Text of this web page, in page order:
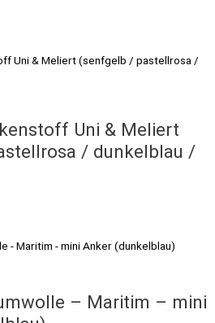
Uni & Meliert
/ dunkelblau /
– Maritim – mini